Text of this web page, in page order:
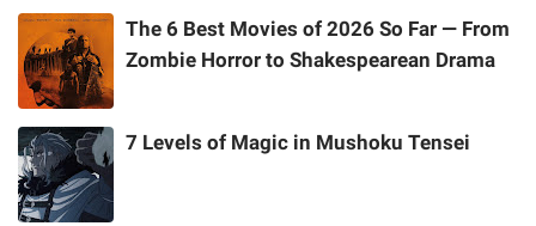
The 6 Best Movies of 2026 So Far — From
Zombie Horror to Shakespearean Drama
7 Levels of Magic in Mushoku Tensei